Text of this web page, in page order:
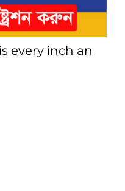
is every inch an